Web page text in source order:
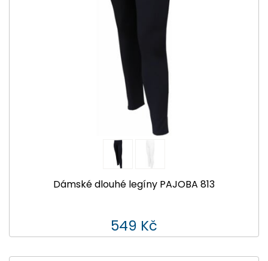
Dámské dlouhé legíny PAJOBA 813
549 Kč